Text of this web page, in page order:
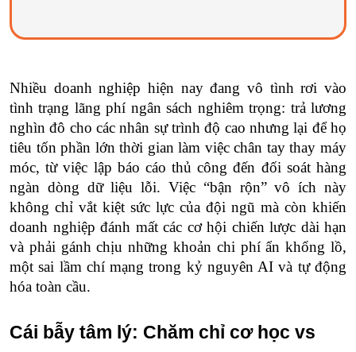
Nhiều doanh nghiệp hiện nay đang vô tình rơi vào
tình trạng lãng phí ngân sách nghiêm trọng: trả lương
nghìn đô cho các nhân sự trình độ cao nhưng lại để họ
tiêu tốn phần lớn thời gian làm việc chân tay thay máy
móc, từ việc lập báo cáo thủ công đến đối soát hàng
ngàn dòng dữ liệu lỗi. Việc “bận rộn” vô ích này
không chỉ vắt kiệt sức lực của đội ngũ mà còn khiến
doanh nghiệp đánh mất các cơ hội chiến lược dài hạn
và phải gánh chịu những khoản chi phí ẩn khổng lồ,
một sai lầm chí mạng trong kỷ nguyên AI và tự động
hóa toàn cầu.
Cái bẫy tâm lý: Chăm chỉ cơ học vs